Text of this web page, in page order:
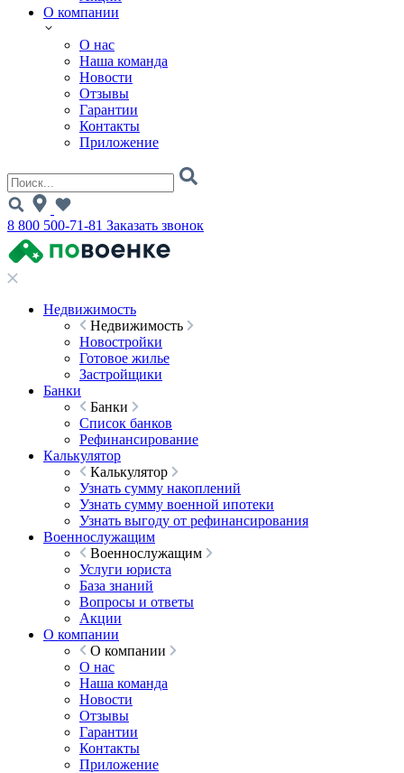
О компании
О нас
Наша команда
Новости
Отзывы
Гарантии
Контакты
Приложение
8 800 500-71-81 Заказать звонок
Недвижимость
Недвижимость
Новостройки
Готовое жилье
Застройщики
Банки
Банки
Список банков
Рефинансирование
Калькулятор
Калькулятор
Узнать сумму накоплений
Узнать сумму военной ипотеки
Узнать выгоду от рефинансирования
Военнослужащим
Военнослужащим
Услуги юриста
База знаний
Вопросы и ответы
Акции
О компании
О компании
О нас
Наша команда
Новости
Отзывы
Гарантии
Контакты
Приложение